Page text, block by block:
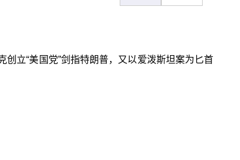
立“美国党”剑指特朗普，又以爱泼斯坦案为匕首